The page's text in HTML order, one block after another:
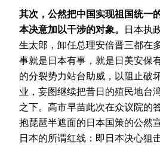
其次，公然把中国实现祖国统一
本决意加以干涉的对象。 日本执
生太郎，卸任总理安倍晋三都在
事就是日本有事，就是日美安保
的分裂势力站台助威，以阻止破
业，妄图继续把昔日的殖民地台
之下。高市早苗此次在众议院的
抱琵琶半遮面的日本国策的公然
日本的所谓红线：即日本决心狙